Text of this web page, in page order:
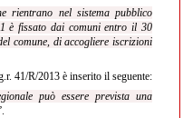
rientrano nel sistema pubblico
è fissato dai comuni entro il 30
comune, di accogliere iscrizioni
41/R/2013 è inserito il seguente:
può essere prevista una